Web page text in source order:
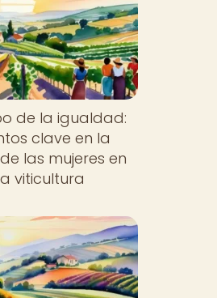
de la igualdad:
clave en la
las mujeres en
viticultura